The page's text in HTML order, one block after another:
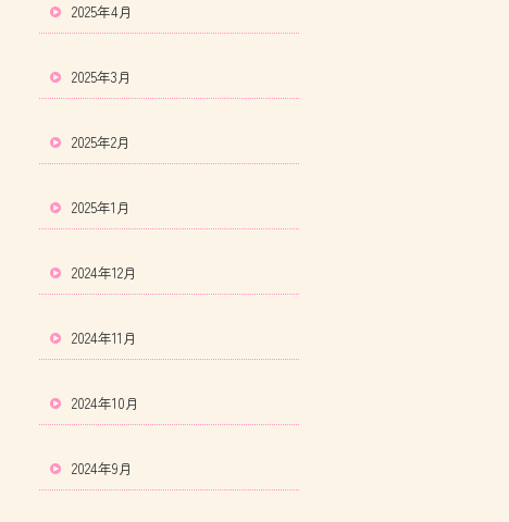
2025年4月
2025年3月
2025年2月
2025年1月
2024年12月
2024年11月
2024年10月
2024年9月